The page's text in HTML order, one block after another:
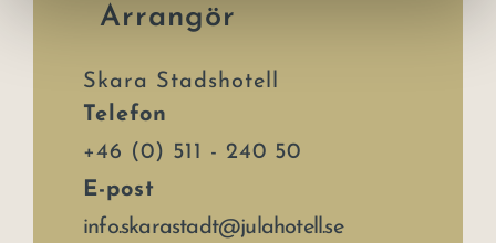
Arrangör
Skara Stadshotell
Telefon
+46 (0) 511 - 240 50
E-post
info.skarastadt@julahotell.se